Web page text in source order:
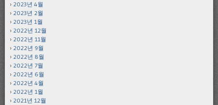
2023년 4월
2023년 2월
2023년 1월
2022년 12월
2022년 11월
2022년 9월
2022년 8월
2022년 7월
2022년 6월
2022년 4월
2022년 1월
2021년 12월